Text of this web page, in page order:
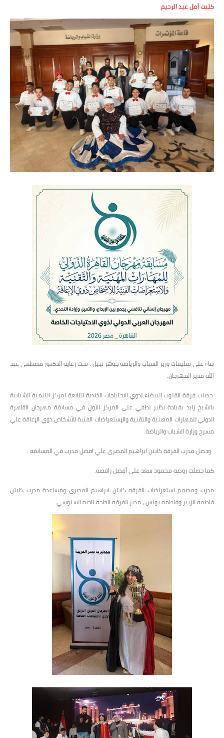
كتبت أمل عبد الرحيم
بناء على تعليمات وزير الشباب والرياضة جوهر نبيل ، تحت رعاية الدكتور مصطفى عبد
الله مدير المهرجان.
حصلت فرقة القلوب البيضاء لذوي الاحتياجات الخاصة التابعة لمركز التنمية الشبابية
بالشيخ زايد بقيادة نظير لطفي على المركز الأول في مسابقة مهرجان القاهرة
الدولي للمهارات المهنية والتقنية والإستعراضات الفنية للأشخاص ذوي الإعاقة علي
مسرح وزارة الشباب والرياضة.
وحصل مدرب الفرقة كابتن ابراهيم المصرى علي افضل مدرب في المسابقه .
كما حصلت روضه محمود سعد على أفضل راقصه.
مدرب ومصمم استعراضات الفرقه كابتن ابراهيم المصرى ومساعدة مدرب كابتن
فاطمه الزبير وفاطمه يونس ، مدير الفرقه الحاجه ناديه السنوسي.